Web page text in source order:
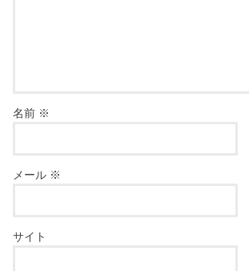
名前 ※
メール ※
サイト